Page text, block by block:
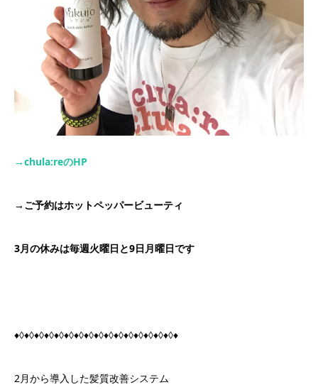
→chula:reのHP
→ ご予約はホットペッパービューティ
3月の休みは毎週火曜日と9日月曜日です
♦◊♦◊♦◊♦◊♦◊♦◊♦◊♦◊♦◊♦◊♦◊♦◊♦◊♦◊♦◊♦◊♦
2月から導入した髪質改善システム